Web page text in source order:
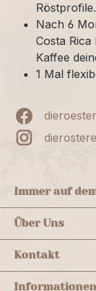
Röstprofile.
Nach 6
Costa
Kaffee
1 Mal
Immer auf
Über Uns
Kontakt
Informationen